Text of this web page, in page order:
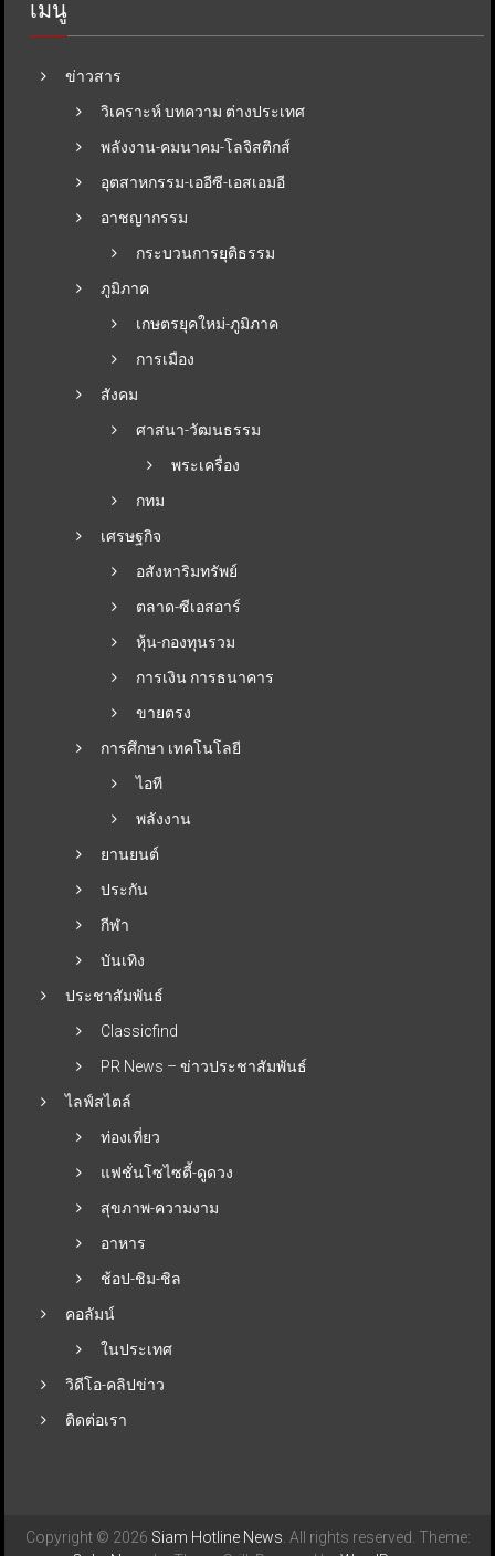
เมนู
ข่าวสาร
วิเคราะห์ บทความ ต่างประเทศ
พลังงาน-คมนาคม-โลจิสติกส์
อุตสาหกรรม-เออีซี-เอสเอมอี
อาชญากรรม
กระบวนการยุติธรรม
ภูมิภาค
เกษตรยุคใหม่-ภูมิภาค
การเมือง
สังคม
ศาสนา-วัฒนธรรม
พระเครื่อง
กทม
เศรษฐกิจ
อสังหาริมทรัพย์
ตลาด-ซีเอสอาร์
หุ้น-กองทุนรวม
การเงิน การธนาคาร
ขายตรง
การศึกษา เทคโนโลยี
ไอที
พลังงาน
ยานยนต์
ประกัน
กีฬา
บันเทิง
ประชาสัมพันธ์
Classicfind
PR News – ข่าวประชาสัมพันธ์
ไลฟ์สไตล์
ท่องเที่ยว
แฟชั่นโซไซตี้-ดูดวง
สุขภาพ-ความงาม
อาหาร
ช้อป-ชิม-ชิล
คอลัมน์
ในประเทศ
วิดีโอ-คลิปข่าว
ติดต่อเรา
Copyright © 2026 Siam Hotline News . All rights reserved. Theme: